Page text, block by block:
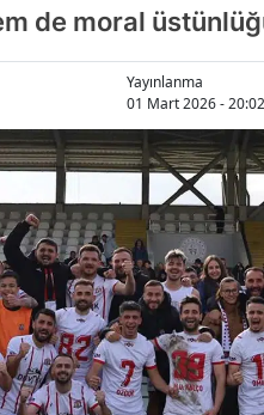
de moral
Yayınlanma
01 Mart 2026 - 20:02